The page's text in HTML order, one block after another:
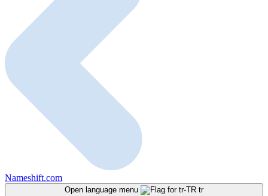
Nameshift.com
Open language menu tr